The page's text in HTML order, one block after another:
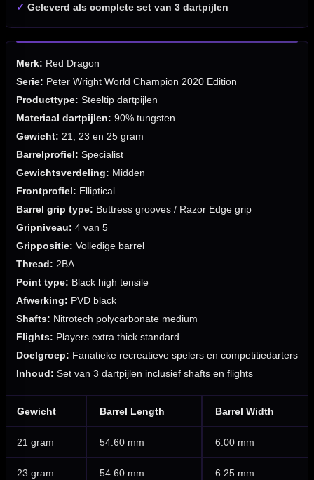
✓ Geleverd als complete set van 3 dartpijlen
Merk: Red Dragon
Serie: Peter Wright World Champion 2020 Edition
Producttype: Steeltip dartpijlen
Materiaal dartpijlen: 90% tungsten
Gewicht: 21, 23 en 25 gram
Barrelprofiel: Specialist
Gewichtsverdeling: Midden
Frontprofiel: Elliptical
Barrel grip type: Buttress grooves / Razor Edge grip
Gripniveau: 4 van 5
Grippositie: Volledige barrel
Thread: 2BA
Point type: Black high tensile
Afwerking: PVD black
Shafts: Nitrotech polycarbonate medium
Flights: Players extra thick standard
Doelgroep: Fanatieke recreatieve spelers en competitiedarters
Inhoud: Set van 3 dartpijlen inclusief shafts en flights
Gewicht Barrel Length Barrel Width
21 gram 54.60 mm 6.00 mm
23 gram 54.60 mm 6.25 mm